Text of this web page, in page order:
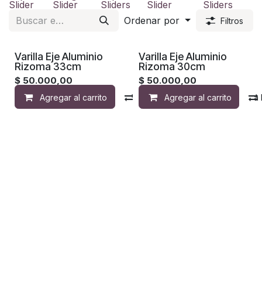
Slider
Slider
Sliders
Slider
Sliders
Ordenar por
Filtros
Varilla Eje Aluminio
Rizoma 33cm
$ 50.000,00
Agregar al carrito Compara Agregar a la
Varilla Eje Aluminio
Rizoma 30cm
$ 50.000,00
Agregar al carrito